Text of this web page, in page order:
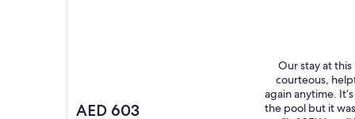
"Our stay at
courteous,
again anytime.
the pool but it
السعر
AED 603